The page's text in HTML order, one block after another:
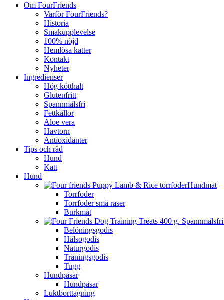
Om FourFriends
Varför FourFriends?
Historia
Smakupplevelse
100% nöjd
Hemlösa katter
Kontakt
Nyheter
Ingredienser
Hög kötthalt
Glutenfritt
Spannmålsfri
Fettkällor
Aloe vera
Havtorn
Antioxidanter
Tips och råd
Hund
Katt
Hund
Hundmat
Torrfoder
Torrfoder små raser
Burkmat
Belöningsgodis
Hälsogodis
Naturgodis
Träningsgodis
Tugg
Hundpåsar
Hundpåsar
Luktborttagning